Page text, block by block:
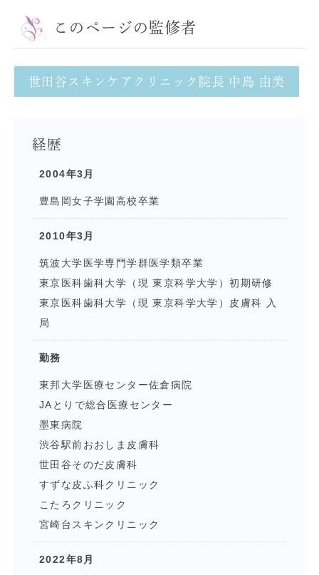
このページの監修者
世田谷スキンケアクリニック院長 中島 由美
経歴
2004年3月
豊島岡女子学園高校卒業
2010年3月
筑波大学医学専門学群医学類卒業
東京医科歯科大学（現 東京科学大学）初期研修
東京医科歯科大学（現 東京科学大学）皮膚科 入
局
勤務
東邦大学医療センター佐倉病院
JAとりで総合医療センター
墨東病院
渋谷駅前おおしま皮膚科
世田谷そのだ皮膚科
すずな皮ふ科クリニック
こたろクリニック
宮崎台スキンクリニック
2022年8月